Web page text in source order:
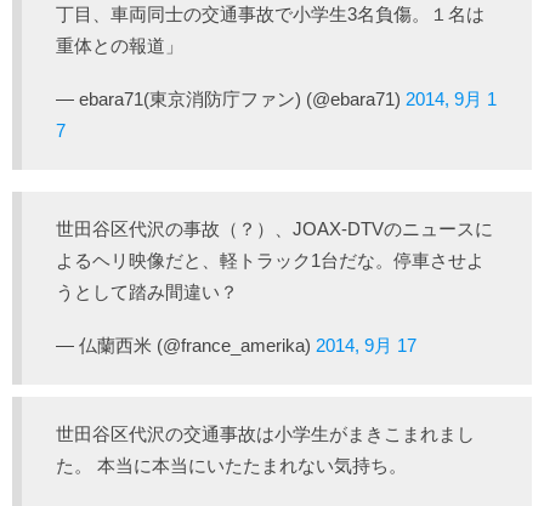
丁目、車両同士の交通事故で小学生3名負傷。１名は
重体との報道」
— ebara71(東京消防庁ファン) (@ebara71) 2014, 9月 1
7
世田谷区代沢の事故（？）、JOAX-DTVのニュースに
よるヘリ映像だと、軽トラック1台だな。停車させよ
うとして踏み間違い？
— 仏蘭西米 (@france_amerika) 2014, 9月 17
世田谷区代沢の交通事故は小学生がまきこまれまし
た。 本当に本当にいたたまれない気持ち。